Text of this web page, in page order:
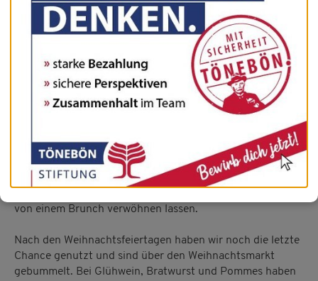
Zum Jahresende war bei uns in der Tagespflege noch
einiges los!!!
…….kurz vor Weihnachten haben wir ganz fleißig
Unsere Tagesgäste rollten den selbstgemachten Teig aus,
stachen Kekse aus und nach dem Backen wurden diese
zwischendurch auch schon der ein andere Keks probiert.
Wir finden, dass sich das Ergebnis sehen lassen kann.
von einem Brunch verwöhnen lassen.
Nach den Weihnachtsfeiertagen haben wir noch die letzte
Chance genutzt und sind über den Weihnachtsmarkt
gebummelt. Bei Glühwein, Bratwurst und Pommes haben